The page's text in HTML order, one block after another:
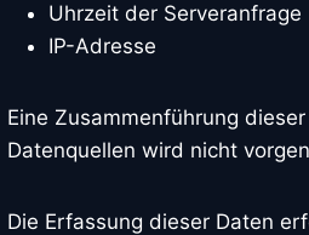
Uhrzeit der Serveranfrage
IP-Adresse
Eine Zusammenführung
Datenquellen wird nicht
Die Erfassung dieser Daten